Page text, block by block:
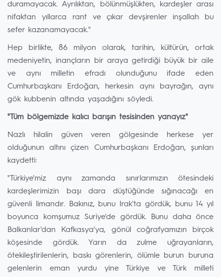
duramayacak. Ayrılıktan, bölünmüşlükten, kardeşler arası
nifaktan yıllarca rant ve çıkar devşirenler inşallah bu
sefer kazanamayacak."
Hep birlikte, 86 milyon olarak, tarihin, kültürün, ortak
medeniyetin, inançların bir araya getirdiği büyük bir aile
ve aynı milletin efradı olunduğunu ifade eden
Cumhurbaşkanı Erdoğan, herkesin aynı bayrağın, aynı
gök kubbenin altında yaşadığını söyledi.
"Tüm bölgemizde kalıcı barışın tesisinden yanayız"
Nazlı hilalin güven veren gölgesinde herkese yer
olduğunun altını çizen Cumhurbaşkanı Erdoğan, şunları
kaydetti:
"Türkiye'miz aynı zamanda sınırlarımızın ötesindeki
kardeşlerimizin başı dara düştüğünde sığınacağı en
güvenli limandır. Bakınız, bunu Irak'ta gördük, bunu 14 yıl
boyunca komşumuz Suriye'de gördük. Bunu daha önce
Balkanlar'dan Kafkasya'ya, gönül coğrafyamızın birçok
köşesinde gördük. Yarın da zulme uğrayanların,
ötekileştirilenlerin, baskı görenlerin, ölümle burun buruna
gelenlerin eman yurdu yine Türkiye ve Türk milleti